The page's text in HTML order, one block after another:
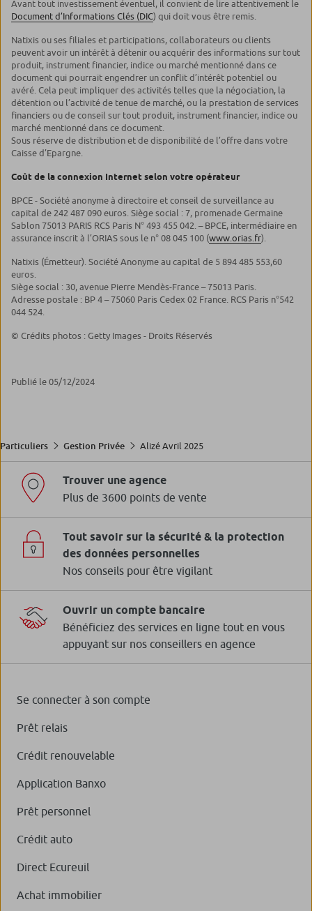
Avant tout investissement éventuel, il convient de lire attentivement le
Document d’Informations Clés (DIC) qui doit vous être remis.
Natixis ou ses filiales et participations, collaborateurs ou clients
peuvent avoir un intérêt à détenir ou acquérir des informations sur tout
produit, instrument financier, indice ou marché mentionné dans ce
document qui pourrait engendrer un conflit d’intérêt potentiel ou
avéré. Cela peut impliquer des activités telles que la négociation, la
détention ou l’activité de tenue de marché, ou la prestation de services
financiers ou de conseil sur tout produit, instrument financier, indice ou
marché mentionné dans ce document.
Sous réserve de distribution et de disponibilité de l’offre dans votre
Caisse d’Epargne.
Coût de la connexion Internet selon votre opérateur
BPCE - Société anonyme à directoire et conseil de surveillance au
capital de 242 487 090 euros. Siège social : 7, promenade Germaine
Sablon 75013 PARIS RCS Paris N° 493 455 042. – BPCE, intermédiaire en
assurance inscrit à l’ORIAS sous le n° 08 045 100 (www.orias.fr).
Natixis (Émetteur). Société Anonyme au capital de 5 894 485 553,60
euros.
Siège social : 30, avenue Pierre Mendès-France – 75013 Paris.
Adresse postale : BP 4 – 75060 Paris Cedex 02 France. RCS Paris n°542
044 524.
© Crédits photos : Getty Images - Droits Réservés
Publié le 05/12/2024
Particuliers Gestion Privée Alizé Avril 2025
Trouver une agence
Plus de 3600 points de vente
Tout savoir sur la sécurité & la protection
des données personnelles
Nos conseils pour être vigilant
Ouvrir un compte bancaire
Bénéficiez des services en ligne tout en vous
appuyant sur nos conseillers en agence
Se connecter à son compte
Prêt relais
Crédit renouvelable
Application Banxo
Prêt personnel
Crédit auto
Direct Ecureuil
Achat immobilier